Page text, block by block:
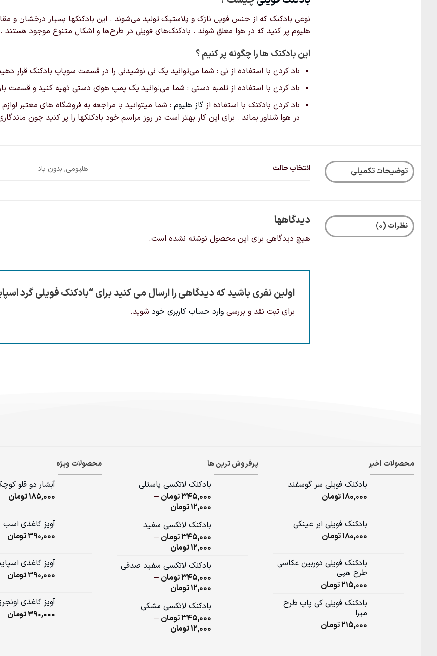
نوعی بادکنک که از جنس فویل نازک و پلاستیک تولید می‌شوند . این بادکنکها بسیار درخشان و
هلیوم پر کنید که در هوا معلق شوند . بادکنک‌های فویلی در طرح‌ها و اشکال‌ متنوع موجود هستند .
این بادکنک ها را چگونه پر کنیم ؟
باد کردن با استفاده از نی : شما می‌توانید یک نی نوشیدنی را در قسمت سوپاپ بادکنک قرار
باد کردن با استفاده از تلمبه دستی : شما می‌توانید یک پمپ هوای دستی تهیه کنید و قسمت
باد کردن بادکنک با استفاده ازگاز هلیوم : شما میتوانید با مراجعه به فروشگاه های معتبر
در هوا شناور بماند . برای این کار بهتر است در روز مراسم خود بادکنکها را پر کنید چون
توضیحات تکمیلی انتخاب حالت هلیومی, بدون باد
نظرات (0) دیدگاهها
هیچ دیدگاهی برای این محصول نوشته نشده است.
اولین نفری باشید که دیدگاهی را ارسال می کنید برای “بادکنک فویلی گرد
برای ثبت نقد و بررسیوارد حساب کاربری خود شوید.
محصولات اخیر
بادکنک فویلی سر گوسفند
180,000تومان
بادکنک فویلی ابر عینکی
180,000تومان
بادکنک فویلی دوربین عکاسی
طرح هپی
215,000تومان
بادکنک فویلی کی پاپ طرح
میرا
215,000تومان
پرفروش ترین ها
بادکنک لاتکسی پاستلی
345,000تومان –
12,000تومانPrice
12,000تومان
through
345,000تومان
بادکنک لاتکسی سفید
345,000تومان –
12,000تومانPrice
12,000تومان
through
345,000تومان
بادکنک لاتکسی سفید صدفی
345,000تومان –
12,000تومانPrice
12,000تومان
through
345,000تومان
بادکنک لاتکسی مشکی
345,000تومان –
12,000تومانPrice
محصولات ویژه
آبشار دو قلو
185,000تومان
آویز کاغذی
390,000تومان
آویز کاغذی
390,000تومان
آویز کاغذی اونجرز
390,000تومان